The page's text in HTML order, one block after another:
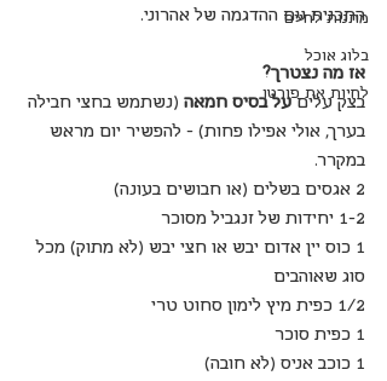
מתנות לחיים
בלוג אוכל
לחיות את פורטו
התכנית עם ההדגמה של אהרוני.
אז מה נצטרך?
בצק עלים על בסיס חמאה (נשתמש בחצי חבילה
בערך, אולי אפילו פחות) - להפשיר יום מראש
במקרר.
2 אגסים בשלים (או חבושים בעונה)
1-2 יחידות של זנגביל מסוכר
1 כוס יין אדום יבש או חצי יבש (לא מתוק) מכל
סוג שאוהבים
1/2 כפית מיץ לימון סחוט טרי
1 כפית סוכר
1 כוכב אניס (לא חובה)